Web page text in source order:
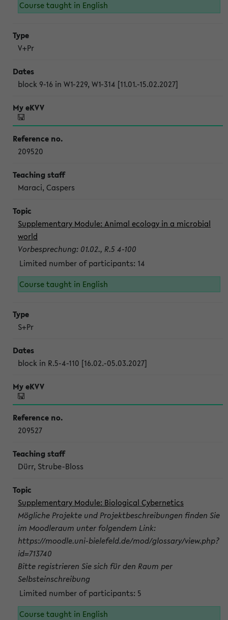
Course taught in English
V+Pr
block 9-16 in W1-229, W1-314 [11.01.-15.02.2027]
209520
Maraci, Caspers
Supplementary Module: Animal ecology in a microbial
world
Vorbesprechung: 01.02., R.5 4-100
Limited number of participants: 14
Course taught in English
S+Pr
block in R.5-4-110 [16.02.-05.03.2027]
209527
Dürr, Strube-Bloss
Supplementary Module: Biological Cybernetics
Mögliche Projekte und Projektbeschreibungen finden Sie
im Moodleraum unter folgendem Link:
https://moodle.uni-bielefeld.de/mod/glossary/view.php?
id=713740
Bitte registrieren Sie sich für den Raum per
Selbsteinschreibung
Limited number of participants: 5
Course taught in English